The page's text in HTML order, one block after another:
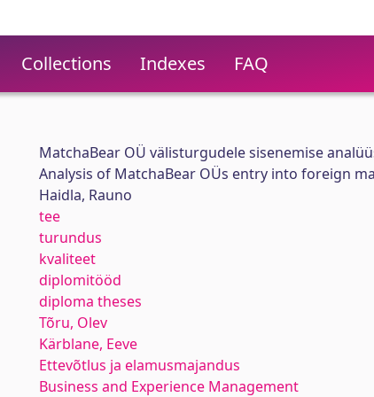
Collections Indexes FAQ
MatchaBear OÜ välisturgudele sisenemise
Analysis of MatchaBear OÜs entry into foreign
Haidla, Rauno
tee
turundus
kvaliteet
diplomitööd
diploma theses
Tõru, Olev
Kärblane, Eeve
Ettevõtlus ja elamusmajandus
Business and Experience Management